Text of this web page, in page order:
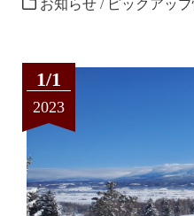
お知らせ / ピックアッ
1/1
2023